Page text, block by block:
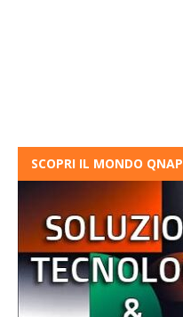
SCOPRI IL MONDO QNAP